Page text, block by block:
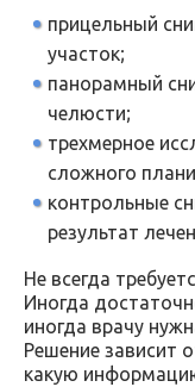
прицельный
участок;
панорамный
челюсти;
трехмерное
сложного
контрольные
результат
Не всегда
Иногда
иногда врачу
Решение зависит
какую